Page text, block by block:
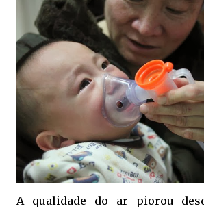
A qualidade do ar piorou